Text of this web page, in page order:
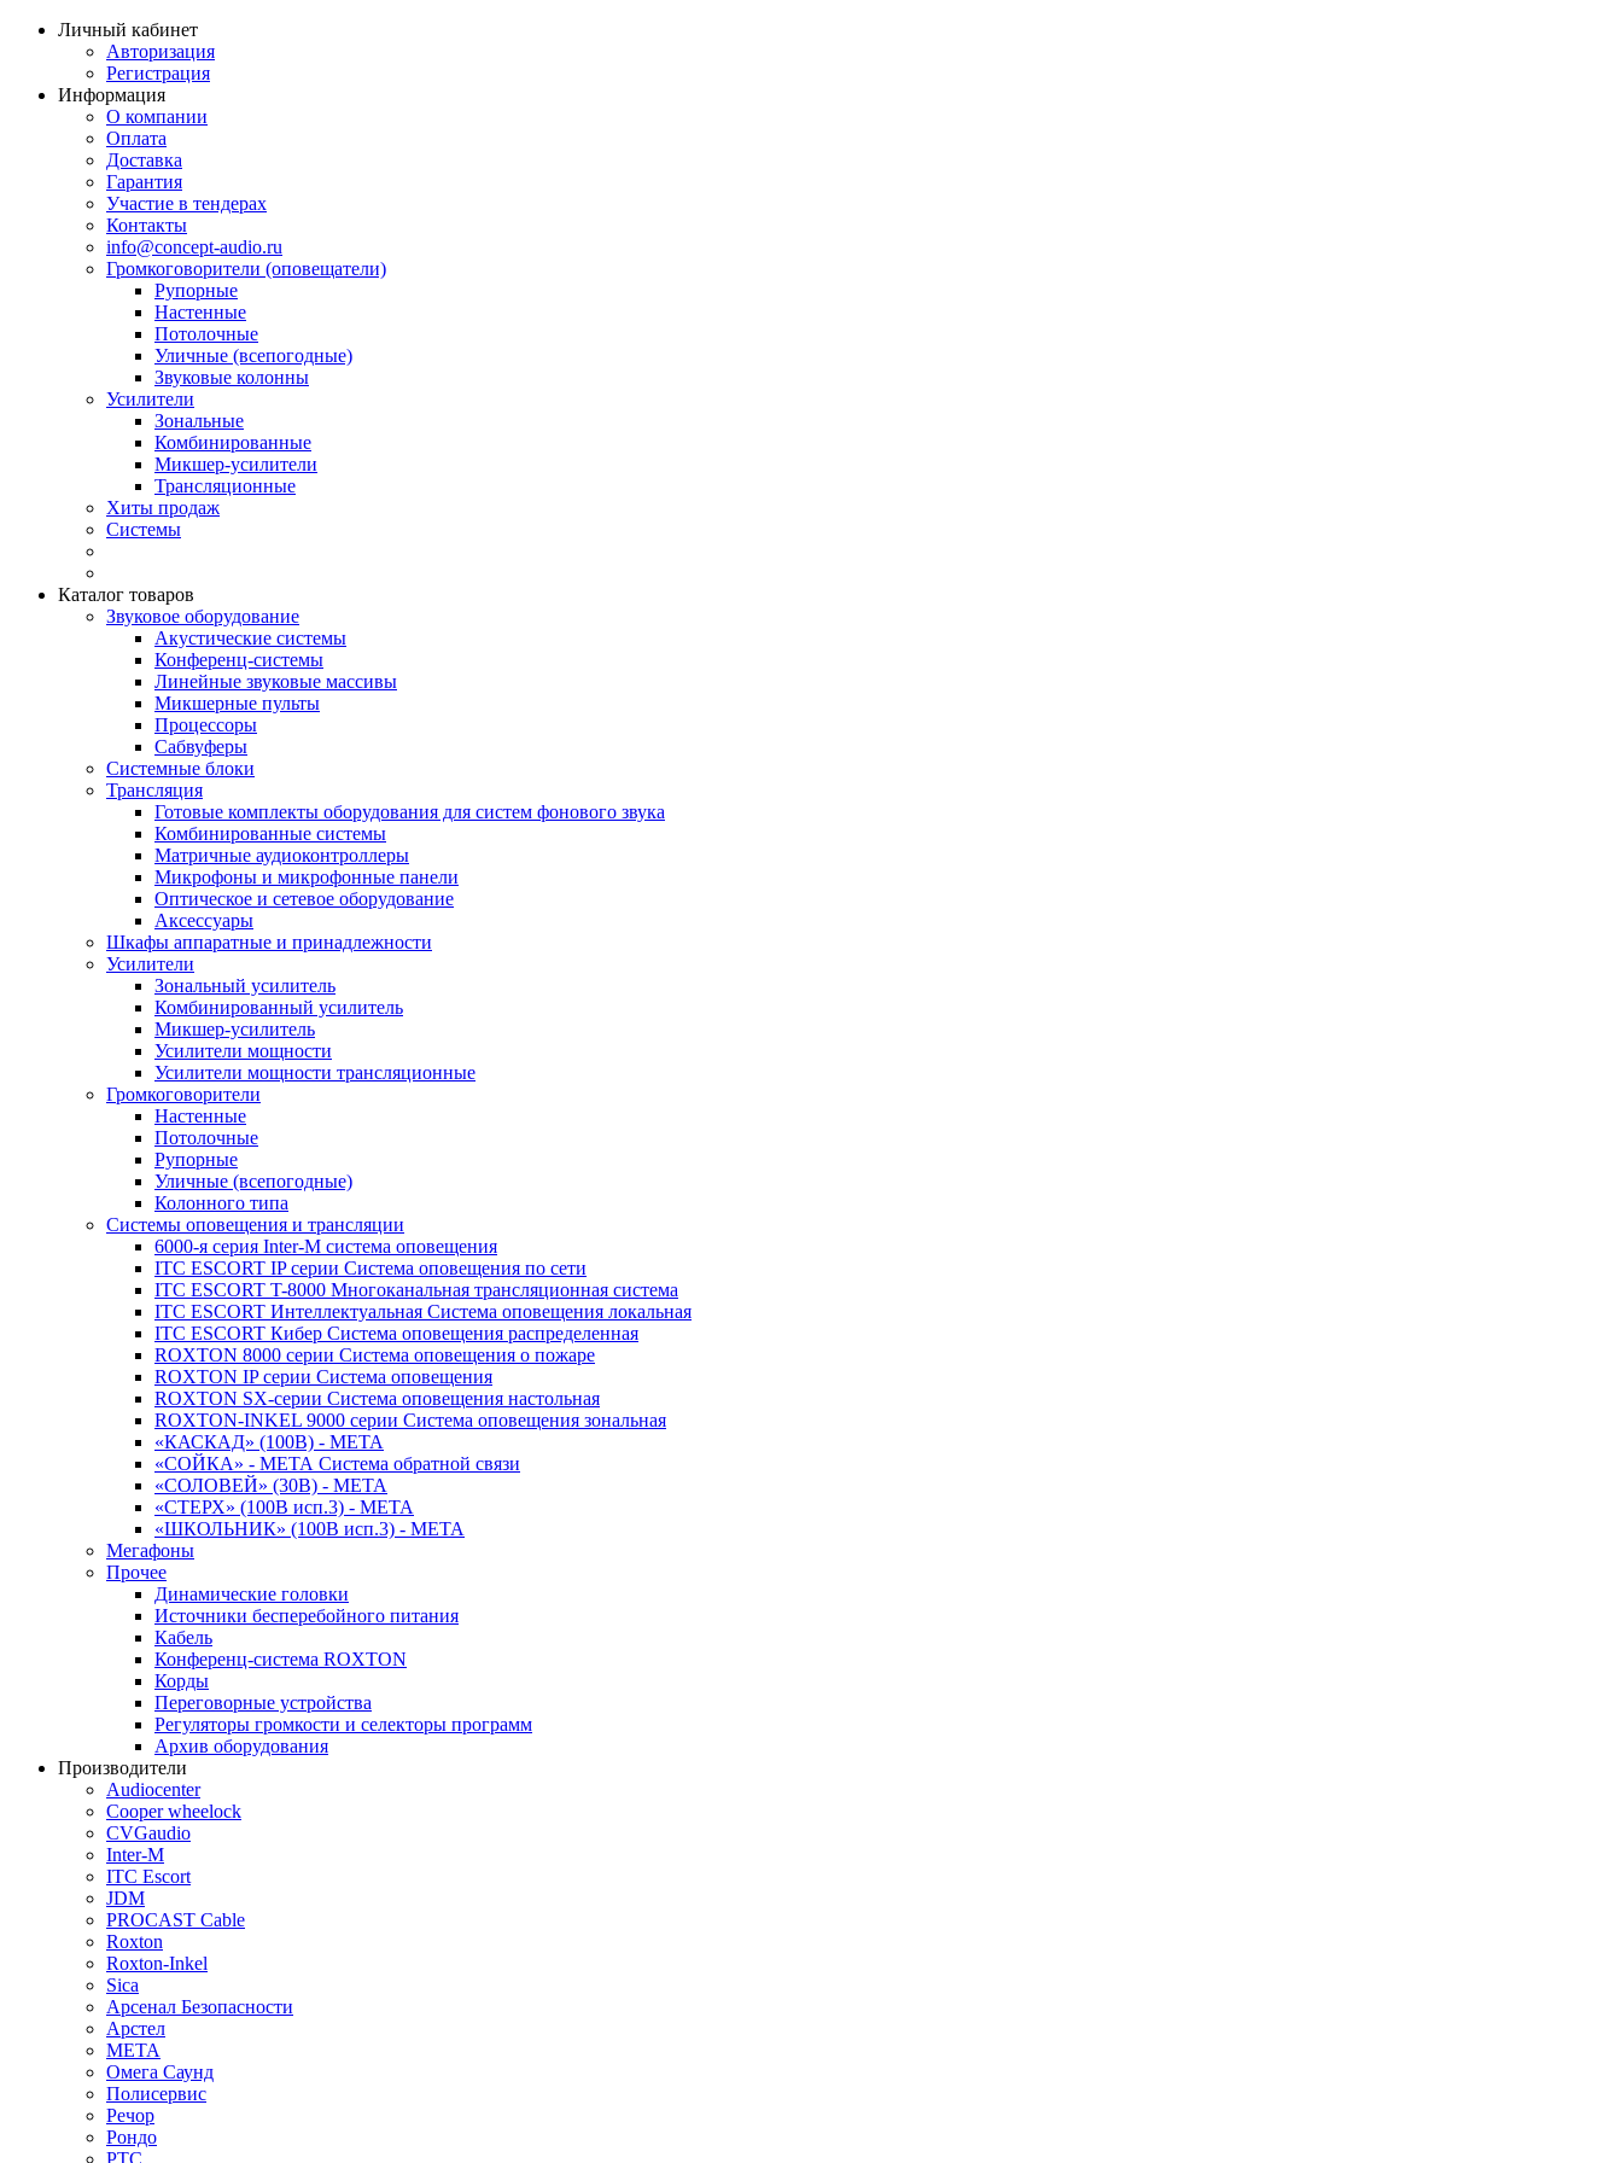
Личный кабинет
Авторизация
Регистрация
Информация
О компании
Оплата
Доставка
Гарантия
Участие в тендерах
Контакты
info@concept-audio.ru
Громкоговорители (оповещатели)
Рупорные
Настенные
Потолочные
Уличные (всепогодные)
Звуковые колонны
Усилители
Зональные
Комбинированные
Микшер-усилители
Трансляционные
Хиты продаж
Системы
Каталог товаров
Звуковое оборудование
Акустические системы
Конференц-системы
Линейные звуковые массивы
Микшерные пульты
Процессоры
Сабвуферы
Системные блоки
Трансляция
Готовые комплекты оборудования для систем фонового звука
Комбинированные системы
Матричные аудиоконтроллеры
Микрофоны и микрофонные панели
Оптическое и сетевое оборудование
Аксессуары
Шкафы аппаратные и принадлежности
Усилители
Зональный усилитель
Комбинированный усилитель
Микшер-усилитель
Усилители мощности
Усилители мощности трансляционные
Громкоговорители
Настенные
Потолочные
Рупорные
Уличные (всепогодные)
Колонного типа
Системы оповещения и трансляции
6000-я серия Inter-M система оповещения
ITC ESCORT IP серии Система оповещения по сети
ITC ESCORT T-8000 Многоканальная трансляционная система
ITC ESCORT Интеллектуальная Система оповещения локальная
ITC ESCORT Кибер Система оповещения распределенная
ROXTON 8000 серии Система оповещения о пожаре
ROXTON IP серии Система оповещения
ROXTON SX-серии Система оповещения настольная
ROXTON-INKEL 9000 серии Система оповещения зональная
«КАСКАД» (100В) - МЕТА
«СОЙКА» - МЕТА Система обратной связи
«СОЛОВЕЙ» (30В) - МЕТА
«СТЕРХ» (100В исп.3) - МЕТА
«ШКОЛЬНИК» (100В исп.3) - МЕТА
Мегафоны
Прочее
Динамические головки
Источники бесперебойного питания
Кабель
Конференц-система ROXTON
Корды
Переговорные устройства
Регуляторы громкости и селекторы программ
Архив оборудования
Производители
Audiocenter
Cooper wheelock
CVGaudio
Inter-M
ITC Escort
JDM
PROCAST Cable
Roxton
Roxton-Inkel
Sica
Арсенал Безопасности
Арстел
МЕТА
Омега Саунд
Полисервис
Речор
Рондо
РТС